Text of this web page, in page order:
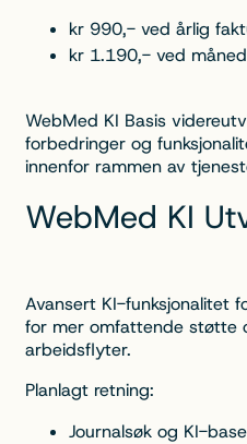
kr 990,- ved årlig
kr 1.190,- ved
WebMed KI Basis
forbedringer og
innenfor rammen av
WebMed KI
Avansert KI-funksjonalitet
for mer omfattende støtte
arbeidsflyter.
Planlagt retning:
Journalsøk og KI-